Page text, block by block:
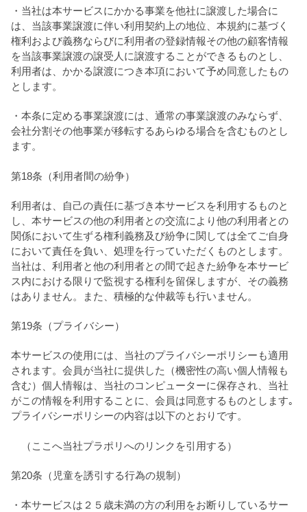
・当社は本サービスにかかる事業を他社に譲渡した場合に
は、当該事業譲渡に伴い利用契約上の地位、本規約に基づく
権利および義務ならびに利用者の登録情報その他の顧客情報
を当該事業譲渡の譲受人に譲渡することができるものとし、
利用者は、かかる譲渡につき本項において予め同意したもの
とします。
・本条に定める事業譲渡には、通常の事業譲渡のみならず、
会社分割その他事業が移転するあらゆる場合を含むものとし
ます。
第18条（利用者間の紛争）
利用者は、自己の責任に基づき本サービスを利用するものと
し、本サービスの他の利用者との交流により他の利用者との
関係において生ずる権利義務及び紛争に関しては全てご自身
において責任を負い、処理を行っていただくものとします。
当社は、利用者と他の利用者との間で起きた紛争を本サービ
ス内における限りで監視する権利を留保しますが、その義務
はありません。また、積極的な仲裁等も行いません。
第19条（プライバシー）
本サービスの使用には、当社のプライバシーポリシーも適用
されます。会員が当社に提供した（機密性の高い個人情報も
含む）個人情報は、当社のコンピューターに保存され、当社
がこの情報を利用することに、会員は同意するものとします｡
プライバシーポリシーの内容は以下のとおりです。
（ここへ当社プラポリへのリンクを引用する）
第20条（児童を誘引する行為の規制）
・本サービスは２５歳未満の方の利用をお断りしているサー